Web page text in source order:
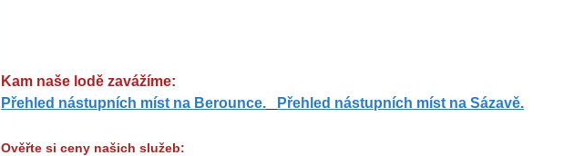
Kam naše lodě zavážíme:
Přehled nástupních míst na Berounce.
Přehled nástupních míst na Sázavě.
Ověřte si ceny našich služeb: